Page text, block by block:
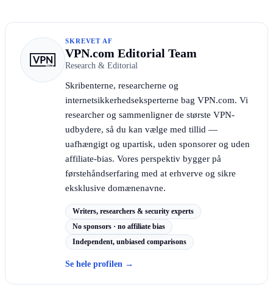
SKREVET AF
VPN.com Editorial Team
Research & Editorial
Skribenterne, researcherne og
internetsikkerhedseksperterne bag VPN.com. Vi
researcher og sammenligner de største VPN-
udbydere, så du kan vælge med tillid —
uafhængigt og upartisk, uden sponsorer og uden
affiliate-bias. Vores perspektiv bygger på
førstehåndserfaring med at erhverve og sikre
eksklusive domænenavne.
Writers, researchers & security experts
No sponsors · no affiliate bias
Independent, unbiased comparisons
Se hele profilen →